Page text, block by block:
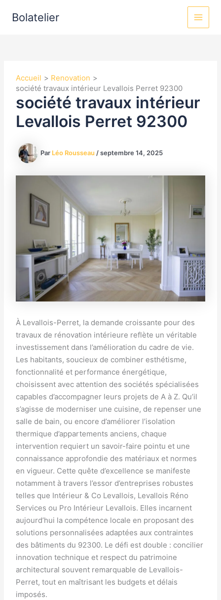
Bolatelier
MAIN
Accueil
Renovation
société travaux intérieur Levallois Perret 92300
société travaux intérieur
Levallois Perret 92300
Par Léo Rousseau /septembre 14, 2025
À Levallois-Perret, la demande croissante pour des
travaux de rénovation intérieure reflète un véritable
investissement dans l’amélioration du cadre de vie.
Les habitants, soucieux de combiner esthétisme,
fonctionnalité et performance énergétique,
choisissent avec attention des sociétés spécialisées
capables d’accompagner leurs projets de A à Z. Qu’il
s’agisse de moderniser une cuisine, de repenser une
salle de bain, ou encore d’améliorer l’isolation
thermique d’appartements anciens, chaque
intervention requiert un savoir-faire pointu et une
connaissance approfondie des matériaux et normes
en vigueur. Cette quête d’excellence se manifeste
notamment à travers l’essor d’entreprises robustes
telles que Intérieur & Co Levallois, Levallois Réno
Services ou Pro Intérieur Levallois. Elles incarnent
aujourd’hui la compétence locale en proposant des
solutions personnalisées adaptées aux contraintes
des bâtiments du 92300. Le défi est double : concilier
innovation technique et respect du patrimoine
architectural souvent remarquable de Levallois-
Perret, tout en maîtrisant les budgets et délais
imposés.